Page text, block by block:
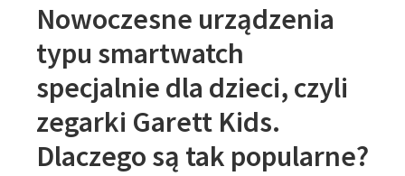
MINI
I
DAZZLINK
CITY
BLUE
Nowoczesne urządzenia
typu smartwatch
specjalnie dla dzieci, czyli
zegarki Garett Kids.
Dlaczego są tak popularne?